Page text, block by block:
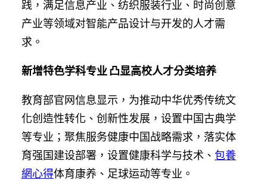
践，满足信息产业、纺织服装行业、时尚创意
产业等领域对智能产品设计与开发的人才需
求。
新增特色学科专业 凸显高校人才分类培养
教育部官网信息显示，为推动中华优秀传统文
化创造性转化、创新性发展，设置中国古典学
等专业；聚焦服务健康中国战略需求，落实体
育强国建设部署，设置健康科学与技术、 包養
網心得体育康养、足球运动等专业。